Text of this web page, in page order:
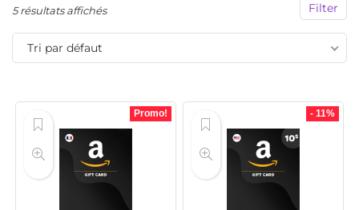
Filter
5 résultats affichés
Tri par défaut
Promo! - 11%